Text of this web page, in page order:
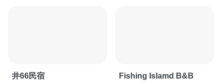
井66民宿 Fishing Islamd B&B